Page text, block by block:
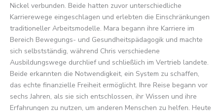
Nickel verbunden. Beide hatten zuvor unterschiedliche
Karrierewege eingeschlagen und erlebten die Einschränkungen
traditioneller Arbeitsmodelle. Mara begann ihre Karriere im
Bereich Bewegungs- und Gesundheitspädagogik und machte
sich selbstständig, während Chris verschiedene
Ausbildungswege durchlief und schließlich im Vertrieb landete.
Beide erkannten die Notwendigkeit, ein System zu schaffen,
das echte finanzielle Freiheit ermöglicht. Ihre Reise begann vor
sechs Jahren, als sie sich entschlossen, ihr Wissen und ihre
Erfahrungen zu nutzen, um anderen Menschen zu helfen. Heute